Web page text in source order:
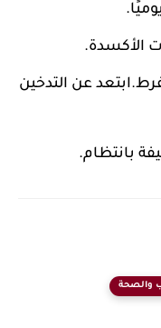
الأكسدة.
عن التدخين
بانتظام.
والصحة